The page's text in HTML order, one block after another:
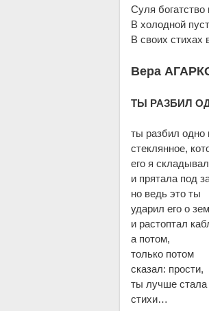
Суля
В холодной
В своих стихах
Вера
ТЫ РАЗБИЛ
ты разбил одно
стеклянное,
его я
и прятала под
но ведь это ты
ударил его о
и растоптал
а потом,
только потом
сказал: прости,
ты лучше стала
стихи…